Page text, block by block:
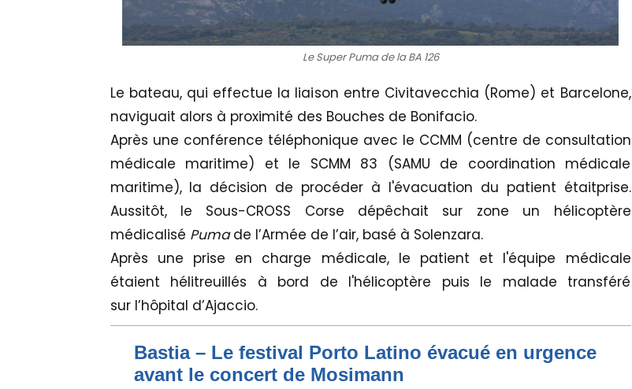
Le Super Puma de la BA 126
Le bateau, qui effectue la liaison entre Civitavecchia (Rome) et Barcelone,
naviguait alors à proximité des Bouches de Bonifacio.
Après une conférence téléphonique avec le CCMM (centre de consultation
médicale maritime) et le SCMM 83 (SAMU de coordination médicale
maritime), la décision de procéder à l'évacuation du patient étaitprise.
Aussitôt, le Sous-CROSS Corse dépêchait sur zone un hélicoptère
médicalisé Pumade l’Armée de l’air, basé à Solenzara.
Après une prise en charge médicale, le patient et l'équipe médicale
étaient hélitreuillés à bord de l'hélicoptère puis le malade transféré
sur l’hôpital d’Ajaccio.
Bastia – Le festival Porto Latino évacué en urgence
avant le concert de Mosimann